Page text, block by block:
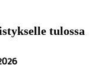
tulossa